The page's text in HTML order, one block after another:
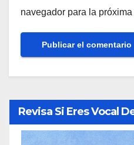
navegador para la
Revisa Si Eres Vocal